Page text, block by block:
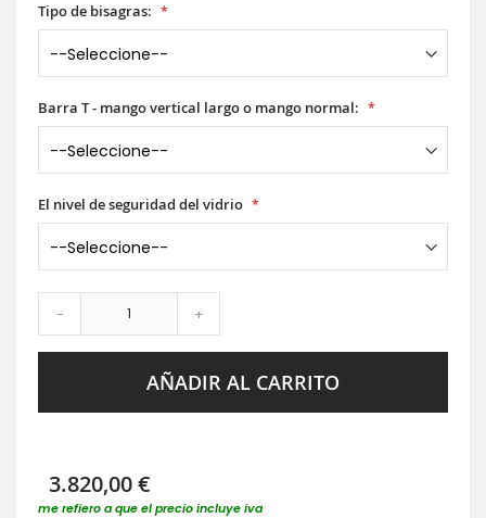
Tipo de bisagras:
Barra T - mango vertical largo o mango normal:
El nivel de seguridad del vidrio
- +
AÑADIR AL CARRITO
3.820,00 €
me refiero a que el precio incluye iva